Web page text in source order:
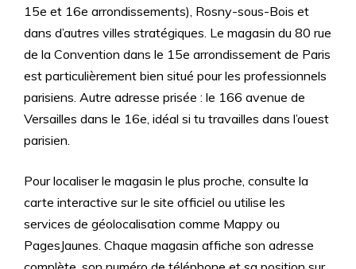
15e et 16e arrondissements), Rosny-sous-Bois et
dans d’autres villes stratégiques. Le magasin du 80 rue
de la Convention dans le 15e arrondissement de Paris
est particulièrement bien situé pour les professionnels
parisiens. Autre adresse prisée : le 166 avenue de
Versailles dans le 16e, idéal si tu travailles dans l’ouest
parisien.
Pour localiser le magasin le plus proche, consulte la
carte interactive sur le site officiel ou utilise les
services de géolocalisation comme Mappy ou
PagesJaunes. Chaque magasin affiche son adresse